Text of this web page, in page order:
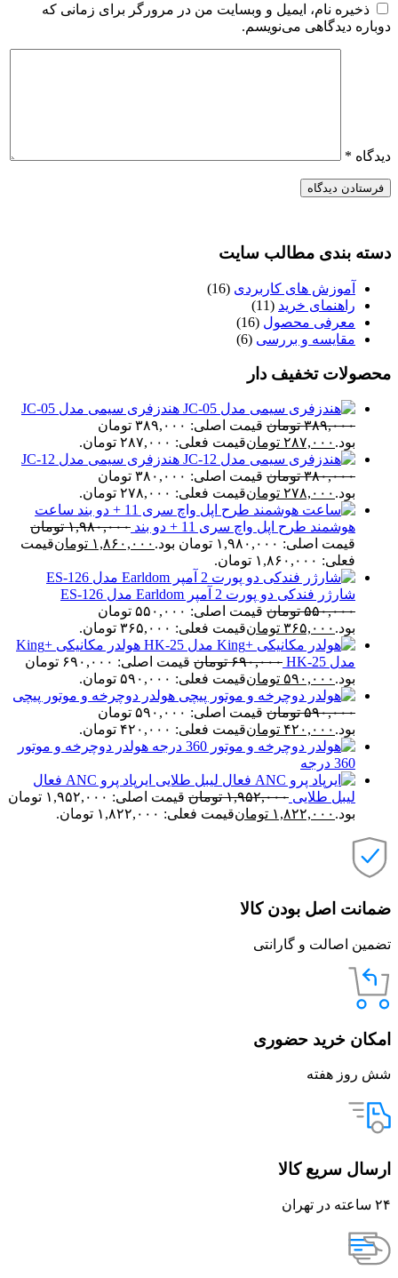
ذخیره نام، ایمیل و وبسایت من در مرورگر برای زمانی که
دوباره دیدگاهی می‌نویسم.
دیدگاه *
دسته بندی مطالب سایت
آموزش های کاربردی (16)
راهنمای خرید (11)
معرفی محصول (16)
مقایسه و بررسی (6)
محصولات تخفیف دار
هندزفری سیمی مدل JC-05
۳۸۹,۰۰۰ تومان
قیمت اصلی: ۳۸۹,۰۰۰ تومان
بود. ۲۸۷,۰۰۰ تومانقیمت فعلی: ۲۸۷,۰۰۰ تومان.
هندزفری سیمی مدل JC-12
۳۸۰,۰۰۰ تومان
قیمت اصلی: ۳۸۰,۰۰۰ تومان
بود. ۲۷۸,۰۰۰ تومانقیمت فعلی: ۲۷۸,۰۰۰ تومان.
ساعت
هوشمند طرح اپل واچ سری 11 + دو بند
۱,۹۸۰,۰۰۰ تومان
قیمت اصلی: ۱,۹۸۰,۰۰۰ تومان بود.
۱,۸۶۰,۰۰۰ تومانقیمت
فعلی: ۱,۸۶۰,۰۰۰ تومان.
شارژر فندکی دو پورت 2 آمپر Earldom مدل ES-126
۵۵۰,۰۰۰ تومان
قیمت اصلی: ۵۵۰,۰۰۰ تومان
بود. ۳۶۵,۰۰۰ تومانقیمت فعلی: ۳۶۵,۰۰۰ تومان.
هولدر مکانیکی +King
مدل HK-25
۶۹۰,۰۰۰ تومان
قیمت اصلی: ۶۹۰,۰۰۰ تومان
بود. ۵۹۰,۰۰۰ تومانقیمت فعلی: ۵۹۰,۰۰۰ تومان.
هولدر دوچرخه و موتور پیچی
۵۹۰,۰۰۰ تومان
قیمت اصلی: ۵۹۰,۰۰۰ تومان
بود. ۴۲۰,۰۰۰ تومانقیمت فعلی: ۴۲۰,۰۰۰ تومان.
هولدر دوچرخه و موتور
360 درجه
ایرپاد پرو ANC فعال
لیبل طلایی ۱,۹۵۲,۰۰۰ تومان
قیمت اصلی: ۱,۹۵۲,۰۰۰ تومان
بود. ۱,۸۲۲,۰۰۰ تومانقیمت فعلی: ۱,۸۲۲,۰۰۰ تومان.
ضمانت اصل بودن کالا
تضمین اصالت و گارانتی
امکان خرید حضوری
شش روز هفته
ارسال سریع کالا
۲۴ ساعته در تهران